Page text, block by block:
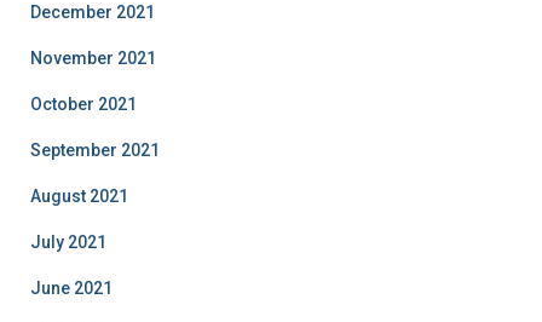
December 2021
November 2021
October 2021
September 2021
August 2021
July 2021
June 2021